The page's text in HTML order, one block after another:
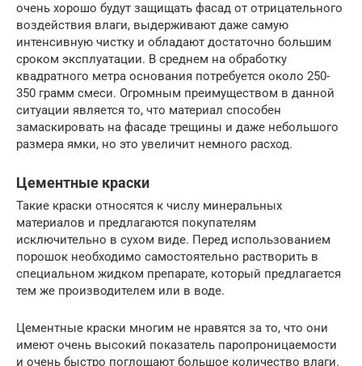
очень хорошо будут защищать фасад от отрицательного
воздействия влаги, выдерживают даже самую
интенсивную чистку и обладают достаточно большим
сроком эксплуатации. В среднем на обработку
квадратного метра основания потребуется около 250-
350 грамм смеси. Огромным преимуществом в данной
ситуации является то, что материал способен
замаскировать на фасаде трещины и даже небольшого
размера ямки, но это увеличит немного расход.
Цементные краски
Такие краски относятся к числу минеральных
материалов и предлагаются покупателям
исключительно в сухом виде. Перед использованием
порошок необходимо самостоятельно растворить в
специальном жидком препарате, который предлагается
тем же производителем или в воде.
Цементные краски многим не нравятся за то, что они
имеют очень высокий показатель паропроницаемости
и очень быстро поглощают большое количество влаги.